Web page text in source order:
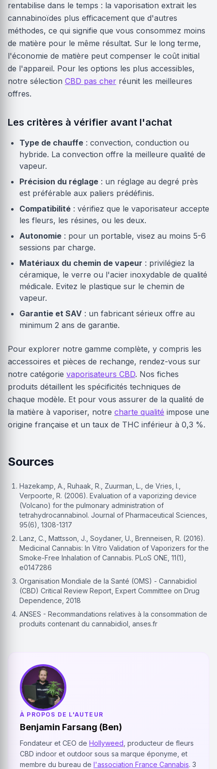
rentabilise dans le temps : la vaporisation extrait les
cannabinoïdes plus efficacement que d'autres
méthodes, ce qui signifie que vous consommez moins
de matière pour le même résultat. Sur le long terme,
l'économie de matière peut compenser le coût initial
de l'appareil. Pour les options les plus accessibles,
notre sélection CBD pas cher réunit les meilleures
offres.
Les critères à vérifier avant l'achat
Type de chauffe : convection, conduction ou
hybride. La convection offre la meilleure qualité de
vapeur.
Précision du réglage : un réglage au degré près
est préférable aux paliers prédéfinis.
Compatibilité : vérifiez que le vaporisateur accepte
les fleurs, les résines, ou les deux.
Autonomie : pour un portable, visez au moins 5-6
sessions par charge.
Matériaux du chemin de vapeur : privilégiez la
céramique, le verre ou l'acier inoxydable de qualité
médicale. Evitez le plastique sur le chemin de
vapeur.
Garantie et SAV : un fabricant sérieux offre au
minimum 2 ans de garantie.
Pour explorer notre gamme complète, y compris les
accessoires et pièces de rechange, rendez-vous sur
notre catégorie vaporisateurs CBD. Nos fiches
produits détaillent les spécificités techniques de
chaque modèle. Et pour vous assurer de la qualité de
la matière à vaporiser, notre charte qualité impose une
origine française et un taux de THC inférieur à 0,3 %.
Sources
Hazekamp, A., Ruhaak, R., Zuurman, L., de Vries, I.,
Verpoorte, R. (2006). Evaluation of a vaporizing device
(Volcano) for the pulmonary administration of
tetrahydrocannabinol. Journal of Pharmaceutical Sciences,
95(6), 1308-1317
Lanz, C., Mattsson, J., Soydaner, U., Brenneisen, R. (2016).
Medicinal Cannabis: In Vitro Validation of Vaporizers for the
Smoke-Free Inhalation of Cannabis. PLoS ONE, 11(1),
e0147286
Organisation Mondiale de la Santé (OMS) - Cannabidiol
(CBD) Critical Review Report, Expert Committee on Drug
Dependence, 2018
ANSES - Recommandations relatives à la consommation de
produits contenant du cannabidiol, anses.fr
À PROPOS DE L'AUTEUR
Benjamin Farsang (Ben)
Fondateur et CEO de Hollyweed , producteur de fleurs
CBD indoor et outdoor sous sa marque éponyme, et
membre du bureau de l'association France Cannabis. 3